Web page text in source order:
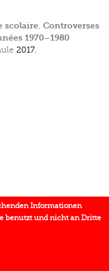
scolaire. Controverses
1970–1980
2017.
Informationen
benutzt und nicht an Dritte